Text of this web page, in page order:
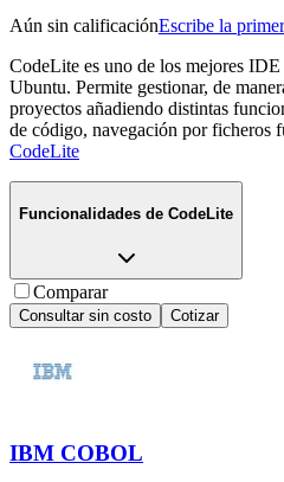
Aún sin calificaciónEscribe la
CodeLite es uno de los mejores
Ubuntu. Permite gestionar, de
proyectos añadiendo distintas
de código, navegación por ficheros
CodeLite
Funcionalidades de CodeLite
Comparar
Consultar sin costo Cotizar
IBM COBOL